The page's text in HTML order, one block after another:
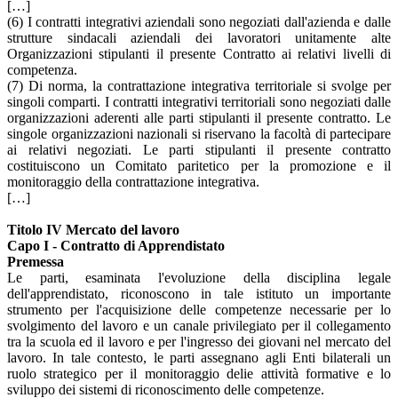
[…]
(6) I contratti integrativi aziendali sono negoziati dall'azienda e dalle
strutture sindacali aziendali dei lavoratori unitamente alte
Organizzazioni stipulanti il presente Contratto ai relativi livelli di
competenza.
(7) Di norma, la contrattazione integrativa territoriale si svolge per
singoli comparti. I contratti integrativi territoriali sono negoziati dalle
organizzazioni aderenti alle parti stipulanti il presente contratto. Le
singole organizzazioni nazionali si riservano la facoltà di partecipare
ai relativi negoziati. Le parti stipulanti il presente contratto
costituiscono un Comitato paritetico per la promozione e il
monitoraggio della contrattazione integrativa.
[…]
Titolo IV Mercato del lavoro
Capo I - Contratto di Apprendistato
Premessa
Le parti, esaminata l'evoluzione della disciplina legale
dell'apprendistato, riconoscono in tale istituto un importante
strumento per l'acquisizione delle competenze necessarie per lo
svolgimento del lavoro e un canale privilegiato per il collegamento
tra la scuola ed il lavoro e per l'ingresso dei giovani nel mercato del
lavoro. In tale contesto, le parti assegnano agli Enti bilaterali un
ruolo strategico per il monitoraggio delie attività formative e lo
sviluppo dei sistemi di riconoscimento delle competenze.